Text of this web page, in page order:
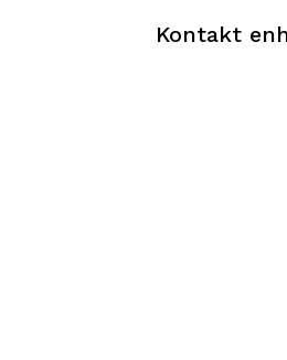
Kontakt